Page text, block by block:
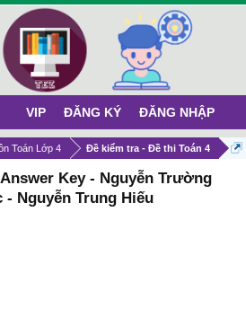
Toán Lớp 4 Đề kiểm tra - Đề thi Toán 4
Key - Nguyễn Trường
Nguyễn Trung Hiếu
VIP ĐĂNG KÝ ĐĂNG NHẬP